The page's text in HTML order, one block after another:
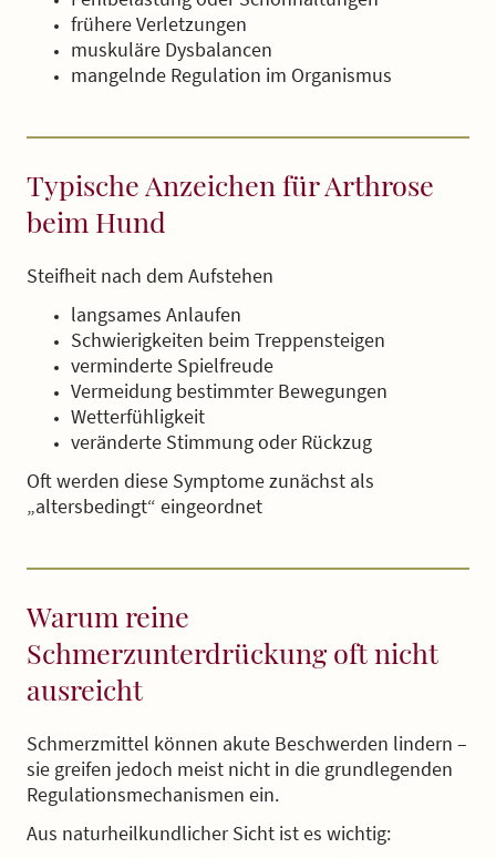
frühere Verletzungen
muskuläre Dysbalancen
mangelnde Regulation im Organismus
Typische Anzeichen für Arthrose
beim Hund
Steifheit nach dem Aufstehen
langsames Anlaufen
Schwierigkeiten beim Treppensteigen
verminderte Spielfreude
Vermeidung bestimmter Bewegungen
Wetterfühligkeit
veränderte Stimmung oder Rückzug
Oft werden diese Symptome zunächst als
„altersbedingt“ eingeordnet
Warum reine
Schmerzunterdrückung oft nicht
ausreicht
Schmerzmittel können akute Beschwerden lindern –
sie greifen jedoch meist nicht in die grundlegenden
Regulationsmechanismen ein.
Aus naturheilkundlicher Sicht ist es wichtig: